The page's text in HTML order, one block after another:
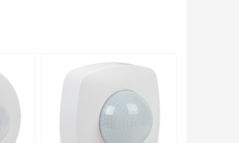
урегулируется проблема, очень простые. Мы
уточняйте у менеджера. Также можно
об отличительных особенностях товара,
ассортимента.